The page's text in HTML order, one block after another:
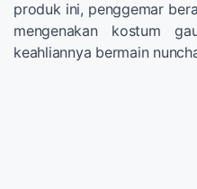
produk ini, penggemar
mengenakan kostum
keahliannya bermain